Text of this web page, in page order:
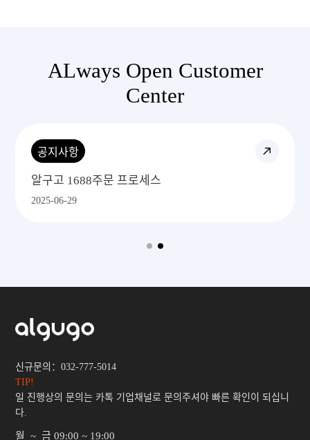
ALways Open Customer
Center
공지사항
알구고 1688주문 프로세스
2025-06-29
신규문의：032-777-5014
TIP!
일 진행상의 문의는 카톡 기업채널로 문의주셔야 빠른 확인이 되십니
다.
월 ~ 금 09:00 ~ 19:00